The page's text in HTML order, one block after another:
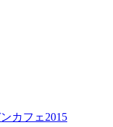
カフェ2015